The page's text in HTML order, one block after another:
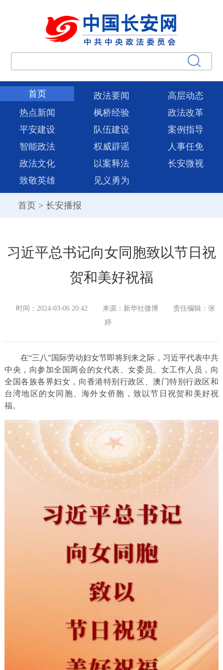
首页 政法要闻
高层动态
热点新闻
枫桥经验
政法改革
平安建设
队伍建设
案例指导
智能政法
权威辟谣
人事任免
政法文化
以案释法
长安微视
致敬英雄
见义勇为
首页 > 长安播报
习近平总书记向女同胞致以节日祝
贺和美好祝福
时间：2024-03-06 20:42 来源：新华社微博
责任编辑：张
婷
在“三八”国际劳动妇女节即将到来之际，习近平代表中共
中央，向参加全国两会的女代表、女委员、女工作人员，向
全国各族各界妇女，向香港特别行政区、澳门特别行政区和
台湾地区的女同胞、海外女侨胞，致以节日祝贺和美好祝
福。​​​